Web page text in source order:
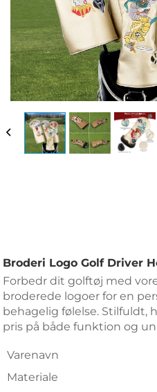
Broderi Logo Golf Driver
Forbedr dit golftøj med
broderede logoer for en
behagelig følelse.
pris på både funktion og
Varenavn
Materiale